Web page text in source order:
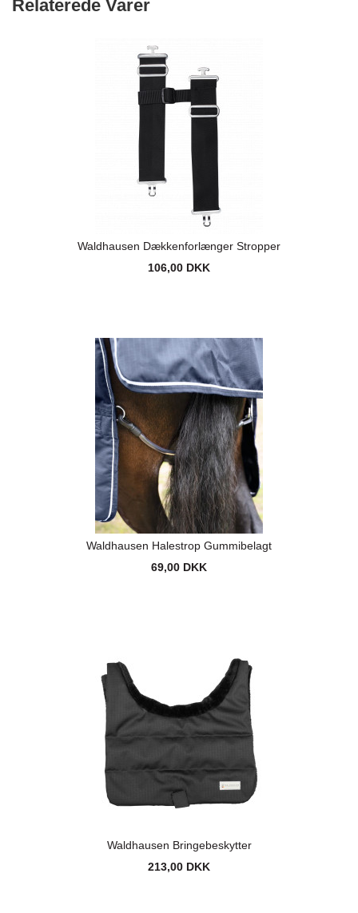
Relaterede Varer
Waldhausen Dækkenforlænger Stropper
106,00 DKK
Waldhausen Halestrop Gummibelagt
69,00 DKK
Waldhausen Bringebeskytter
213,00 DKK